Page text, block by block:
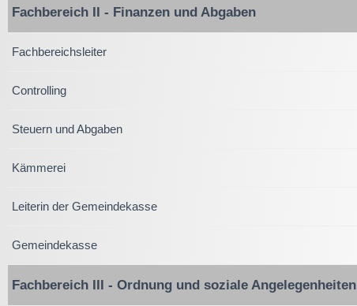
Fachbereich II - Finanzen und Abgaben
Fachbereichsleiter
Controlling
Steuern und Abgaben
Kämmerei
Leiterin der Gemeindekasse
Gemeindekasse
Fachbereich III - Ordnung und soziale Angelegenheiten